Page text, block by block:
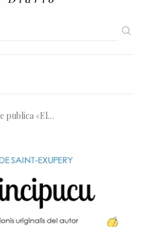
publica «El…